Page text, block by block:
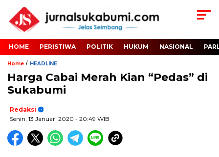
HOME PERISTIWA POLITIK HUKUM NASIONAL
Home / HEADLINE
Harga Cabai Merah Kian “Pedas” di
Sukabumi
Redaksi
Senin, 13 Januari 2020 - 20:49 WIB